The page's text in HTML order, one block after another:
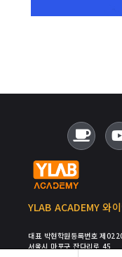
YLAB ACADEMY 와
대표 박현학원등록번호 제
서울시 마포구 잔다리로 45